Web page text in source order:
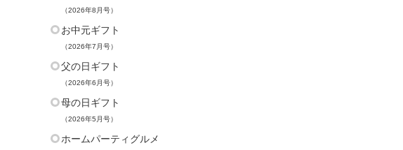
（2026年8月号）
お中元ギフト
（2026年7月号）
父の日ギフト
（2026年6月号）
母の日ギフト
（2026年5月号）
ホームパーティグルメ